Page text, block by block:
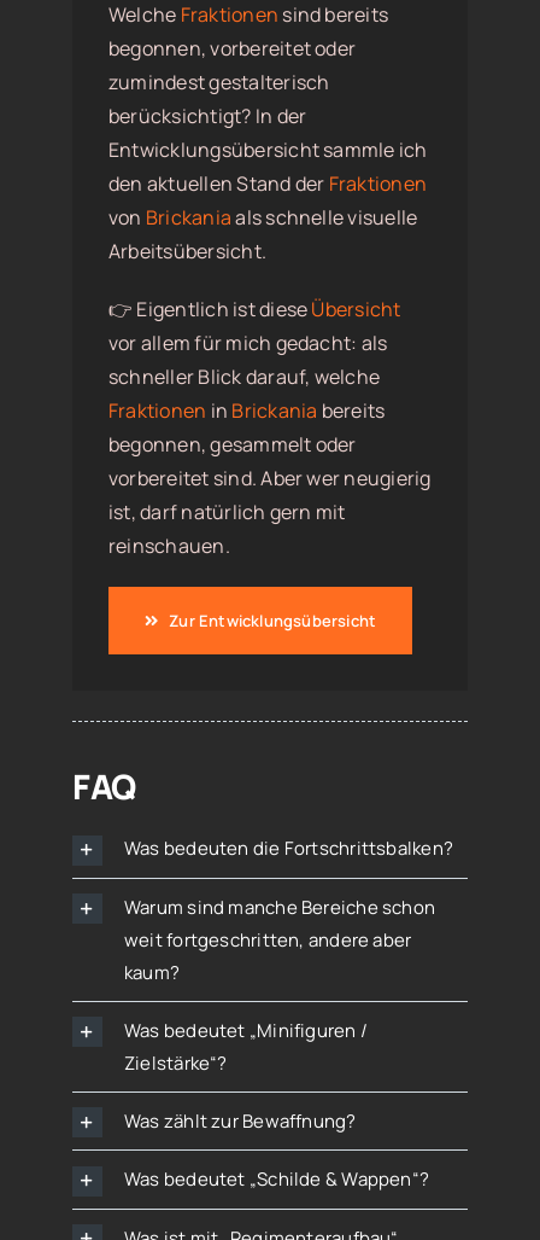
Welche Fraktionen sind bereits
begonnen, vorbereitet oder
zumindest gestalterisch
berücksichtigt? In der
Entwicklungsübersicht sammle ich
den aktuellen Stand der Fraktionen
von Brickaniaals schnelle visuelle
Arbeitsübersicht.
👉 Eigentlich ist dieseÜbersicht
vor allem für mich gedacht: als
schneller Blick darauf, welche
Fraktionen in Brickania bereits
begonnen, gesammelt oder
vorbereitet sind. Aber wer neugierig
ist, darf natürlich gern mit
reinschauen.
Zur Entwicklungsübersicht
FAQ
Was bedeuten die Fortschrittsbalken?
Warum sind manche Bereiche schon
weit fortgeschritten, andere aber
kaum?
Was bedeutet „Minifiguren /
Zielstärke“?
Was zählt zur Bewaffnung?
Was bedeutet „Schilde & Wappen“?